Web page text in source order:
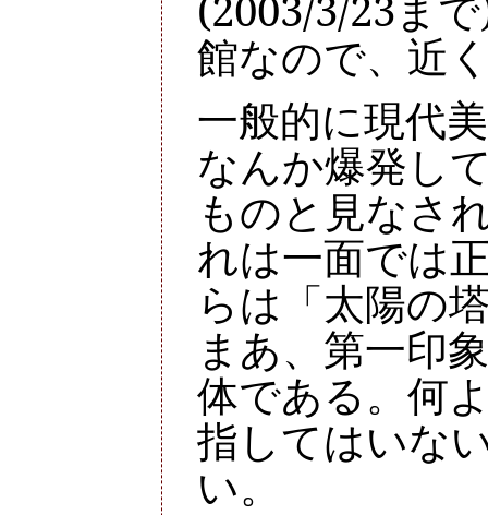
館なので、近
一般的に現代
なんか爆発し
ものと見なさ
れは一面では
らは「太陽の
まあ、第一印
体である。何
指してはいな
い。